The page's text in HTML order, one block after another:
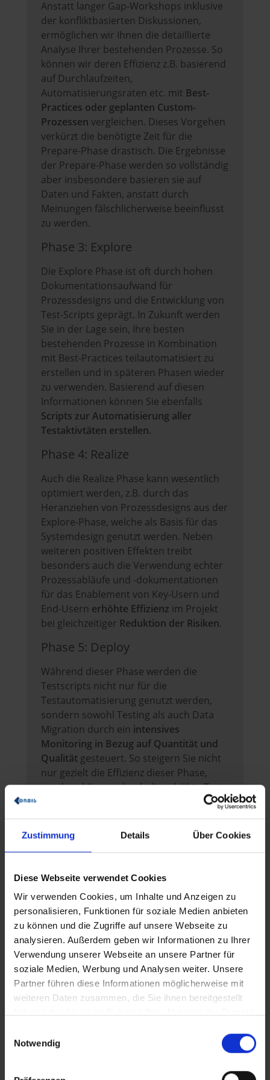
Zustimmung Details Über Cookies
Diese Webseite verwendet Cookies
Wir verwenden Cookies, um Inhalte und Anzeigen zu
personalisieren, Funktionen für soziale Medien anbieten
zu können und die Zugriffe auf unsere Webseite zu
analysieren. Außerdem geben wir Informationen zu Ihrer
Verwendung unserer Webseite an unsere Partner für
soziale Medien, Werbung und Analysen weiter. Unsere
Partner führen diese Informationen möglicherweise mit
weiteren Daten zusammen, die Sie ihnen bereitgestellt
Notwendig
Anstatt langer Gap-Workshops inklusive
der konfliktbasierten Diskussionen,
ermöglichen wir Ihnen die detaillierte
Analyse Ihrer bestehenden Prozesse. So
können wir deren Effizienz z.B. basierend
auf Durchlaufzeiten,
Automatisierungsraten etc. mit Best-
Practices oder geplanten Custom-
Prozessen vergleichen. Dieses Vorgehen
verkürzt die benötigte Zeit für die
Prepare-Phase drastisch. Die Ergebnisse
der Prepare-Phase werden so vollständig
aber insbesondere basieren sie auf
Daten und Fakten, anstatt durch
Meinungen fälschlicherweise beeinflusst
zu werden.
Phase 3: Explore
Die Explore Phase ist oft durch hohen
Dokumentationsaufwand für
Prozessdesigns und die Entwicklung von
Test-Scripts geprägt. In Zukunft werden
Sie in der Lage sein, Ihre besten
bestehenden Prozesse in Kombination
mit Best-Practices teilautomatisiert zu
erstellen und in späteren Phasen wieder
zu verwenden. Basierend auf diesen
Informationen können Sie ebenfalls
Scripts zur Automatisierung aller
Testaktivtäten erstellen.
Phase 4: Realize
Auch die Realize Phase kann wesentlich
optimiert werden, z.B. durch das
Heranziehen von Prozessdesigns aus der
Explore-Phase, welche als Basis für das
Systemdesign genutzt werden. Neben
weiteren positiven Effekten treibt
besonders auch die Verwendung echter
Prozessabläufe und -dokumentationen
für das Enablement von Key-Usern und
End-Usern erhöhte Effizienz im Projekt
bei gleichzeitiger Reduktion der Risiken.
Phase 5: Deploy
Während dieser Phase werden die
Testscripts nicht nur für die
Testautomatisierung genutzt werden,
sondern sowohl Testing als auch Data
Migration durch ein intensives
Monitoring in Bezug auf Quantität und
Qualität gesteuert. So steigern Sie nicht
nur gezielt die Effizienz dieser Phase,
sondern können durch die erhöhte Test-
Vollständigkeit und Qualität Ihrer
Prozesse bis ins kleinste Detail
analysieren.
Sobald die Run Phase startet, werden Sie
quasi auf Knopfdruck einHypercare- und
Prozess-Dashboardzur Verfügung
haben. So bekommen Sie frühzeitig
Insights in Ihre Prozessqualität als auch
die User -Adoption, die schlussendlich
die Basis für den Erfolg der
Systemtransformation darstellt. Ebenso
und Continuous Improvement gelegt. So
können Sie auch nach der S4